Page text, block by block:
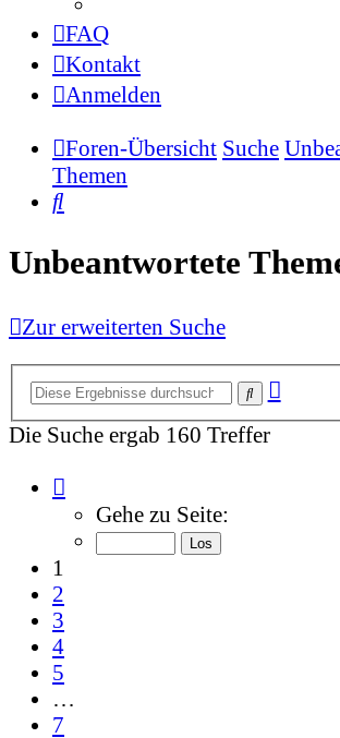
FAQ
Kontakt
Anmelden
Foren-Übersicht Suche
Themen
Unbeantwortete
Zur erweiterten Suche
Suche
Die Suche ergab 160 Treffer
1
von
Gehe zu Seite:
1
2
3
4
5
…
7